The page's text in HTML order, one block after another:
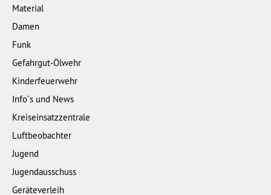
Material
Damen
Funk
Gefahrgut-Ölwehr
Kinderfeuerwehr
Info´s und News
Kreiseinsatzzentrale
Luftbeobachter
Jugend
Jugendausschuss
Geräteverleih